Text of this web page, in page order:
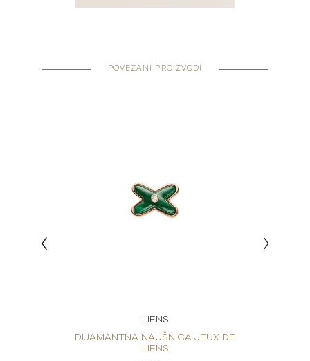
POVEZANI PROIZVODI
LIENS
DIJAMANTNA NAUŠNICA JEUX DE
LIENS